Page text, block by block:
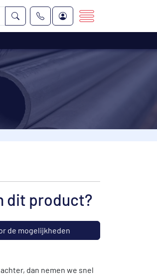
dit product?
de mogelijkheden
dan nemen we snel